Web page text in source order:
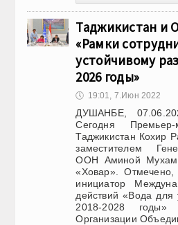
Таджикистан и
«Рамки
устойчивому
2026 годы»
🕔 19:01, 7.Июн 2022
ДУШАНБЕ,
Сегодня Премьер-
Таджикистан Кохир
заместителем
ООН Аминой
«Ховар». Отмечено,
инициатор
действий «Вода для
2018-2028 годы»
Организации